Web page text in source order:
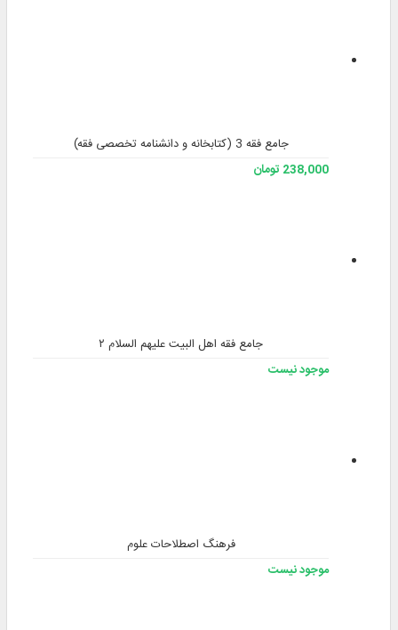
جامع فقه 3 (کتابخانه و دانشنامه تخصصی فقه)
238,000 تومان
جامع فقه اهل البیت علیهم السلام ۲
موجود نیست
فرهنگ اصطلاحات علوم
موجود نیست